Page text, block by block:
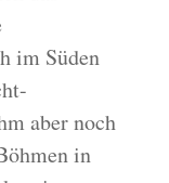
im Süden
aber noch
in